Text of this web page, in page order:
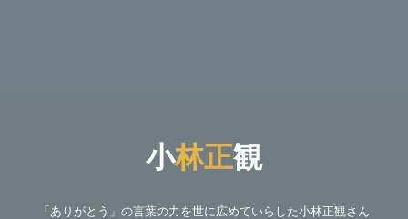
小林正観
観
「ありがとう」の言葉の力を世に広めていらした小林正観さん